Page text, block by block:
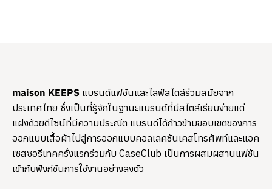
​maison KEEPS แบรนด์แฟชันและไลฟ์สไตล์ร่วมสมัยจาก
ประเทศไทย ซึ่งเป็นที่รู้จักในฐานะแบรนด์ที่มีสไตล์เรียบง่ายแต่
แฝงด้วยดีไซน์ที่มีความประณีต แบรนด์ได้ก้าวข้ามขอบเขตของการ
ออกแบบเสื้อผ้าไปสู่การออกแบบคอลเลคชันเคสโทรศัพท์และแอค
เซสซอรีเทคครั้งแรกร่วมกับ CaseClub เป็นการผสมผสานแฟชัน
เข้ากับฟังก์ชันการใช้งานอย่างลงตัว